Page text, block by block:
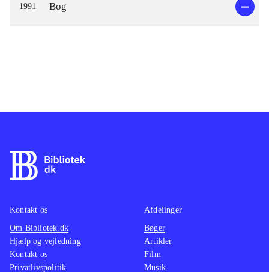
1991 Bog
Kontakt os
Om Bibliotek.dk
Hjælp og vejledning
Kontakt os
Privatlivspolitik
Afdelinger
Bøger
Artikler
Film
Musik